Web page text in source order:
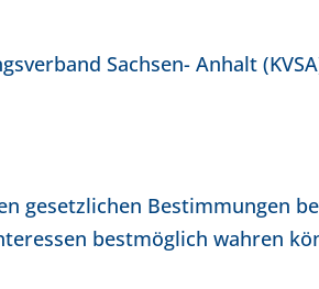
Sachsen- Anhalt
gesetzlichen Bestimmungen
bestmöglich wahren